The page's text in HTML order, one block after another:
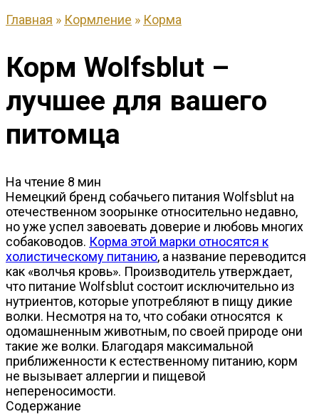
Главная » Кормление » Корма
Корм Wolfsblut –
лучшее для вашего
питомца
На чтение 8 мин
Немецкий бренд собачьего питания Wolfsblut на
отечественном зоорынке относительно недавно,
но уже успел завоевать доверие и любовь многих
собаководов. Корма этой марки относятся к
холистическому питанию, а название переводится
как «волчья кровь». Производитель утверждает,
что питание Wolfsblut состоит исключительно из
нутриентов, которые употребляют в пищу дикие
волки. Несмотря на то, что собаки относятся к
одомашненным животным, по своей природе они
такие же волки. Благодаря максимальной
приближенности к естественному питанию, корм
не вызывает аллергии и пищевой
непереносимости.
Содержание